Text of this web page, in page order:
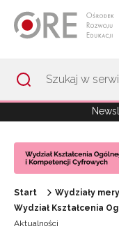
Start
Wydziały
Wydział Kształcenia
Aktualności